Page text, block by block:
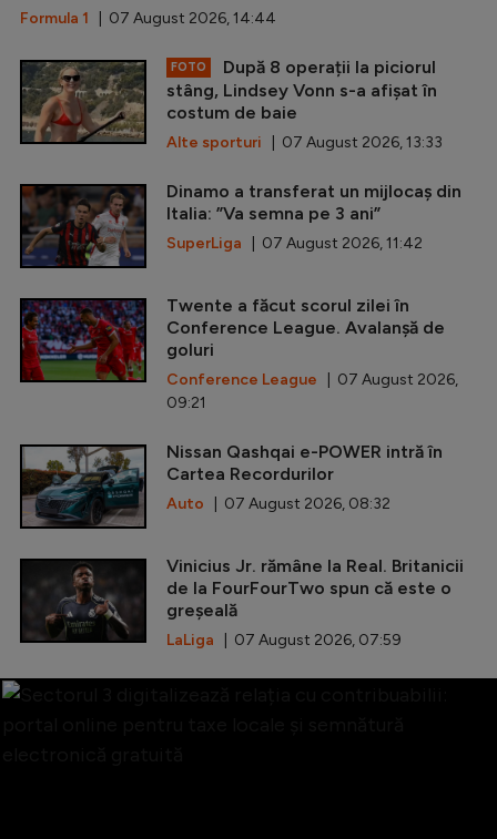
Formula 1 | 07 August 2026, 14:44
FOTO
După 8 operații la piciorul
stâng, Lindsey Vonn s-a afișat în
costum de baie
Alte sporturi | 07 August 2026, 13:33
Dinamo a transferat un mijlocaș din
Italia: ”Va semna pe 3 ani”
SuperLiga | 07 August 2026, 11:42
Twente a făcut scorul zilei în
Conference League. Avalanșă de
goluri
Conference League | 07 August 2026,
09:21
Nissan Qashqai e-POWER intră în
Cartea Recordurilor
Auto | 07 August 2026, 08:32
Vinicius Jr. rămâne la Real. Britanicii
de la FourFourTwo spun că este o
greșeală
LaLiga | 07 August 2026, 07:59